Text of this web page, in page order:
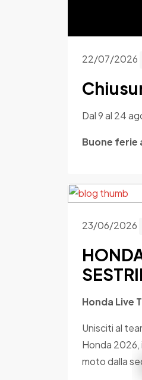
22/07/2026
Dal 9 al 24
Buone
23/06/2026
Honda Live
Unisciti al
Honda 2026,
moto dalla